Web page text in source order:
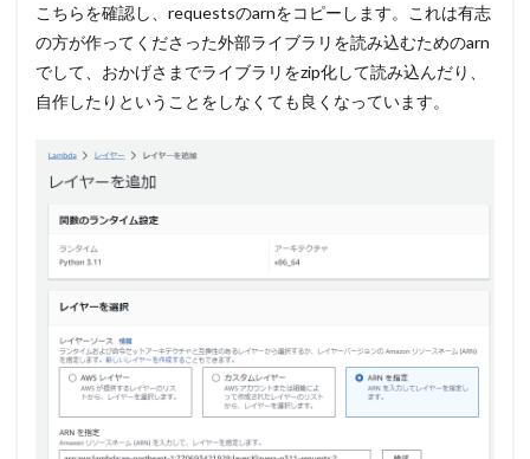
こちらを確認し、requestsのarnをコピーします。これは有志
の方が作ってくださった外部ライブラリを読み込むためのarn
でして、おかげさまでライブラリをzip化して読み込んだり、
自作したりということをしなくても良くなっています。